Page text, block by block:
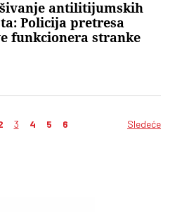
antilitijumskih
Policija pretresa
funkcionera stranke
Kretanje
3 4 5 6 Sledeće